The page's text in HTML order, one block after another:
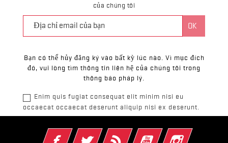
của chúng tôi
Bạn có thể hủy đăng ký vào bất kỳ lúc nào. Vì mục đích
đó, vui lòng tìm thông tin liên hệ của chúng tôi trong
thông báo pháp lý.
Enim quis fugiat consequat elit minim nisi eu
occaecat occaecat deserunt aliquip nisi ex deserunt.
FacebookTwitter Rss YouTube Instagram